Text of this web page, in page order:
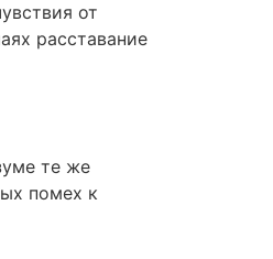
от
расставание
те же
помех к